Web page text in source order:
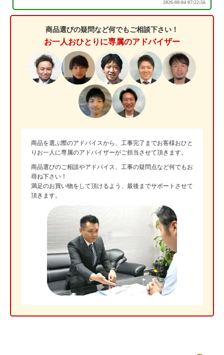
商品選びの疑問など何でもご相談下さい！
お一人おひとりに専属のアドバイザー
商品を選ぶ際のアドバイスから、工事完了までお客様おひと
りお一人に専属のアドバイザーがご担当させて頂きます。
商品選びのご相談やアドバイス、工事の疑問点など何でもお
尋ね下さい！
満足のお買い物をして頂けるよう、最後までサポートさせて
頂きます。